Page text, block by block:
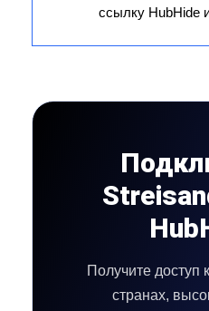
ссылку HubHide
Получите доступ
странах,